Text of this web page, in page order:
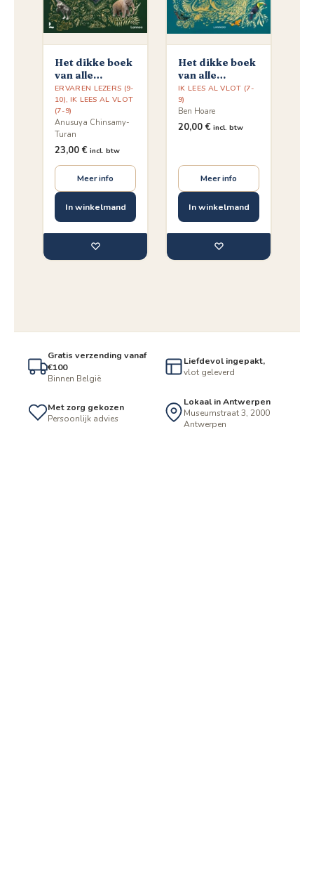
Het dikke boek
van alle
bijzondere
dino's
ERVAREN LEZERS (9-
10), IK LEES AL VLOT
(7-9)
Anusuya Chinsamy-
Turan
23,00 € incl. btw
Meer info
In winkelmand
♡
Het dikke boek
van alle
bijzondere
dieren
IK LEES AL VLOT (7-
9)
Ben Hoare
20,00 € incl. btw
Meer info
In winkelmand
♡
Gratis verzending vanaf
€100
Binnen België
Liefdevol ingepakt,
vlot geleverd
Met zorg gekozen
Persoonlijk advies
Lokaal in Antwerpen
Museumstraat 3, 2000
Antwerpen